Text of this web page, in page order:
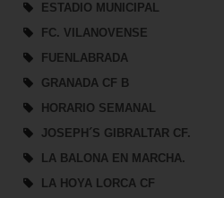
ESTADIO MUNICIPAL
FC. VILANOVENSE
FUENLABRADA
GRANADA CF B
HORARIO SEMANAL
JOSEPH´S GIBRALTAR CF.
LA BALONA EN MARCHA.
LA HOYA LORCA CF